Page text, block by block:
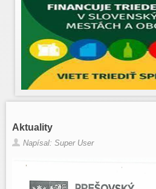
Aktuality
Napísal: Super User